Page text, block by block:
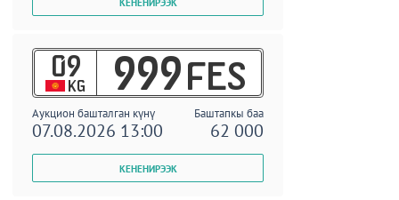
09
KG 999 FES
Аукцион башталган күнү Баштапкы баа
07.08.2026 13:00 62 000